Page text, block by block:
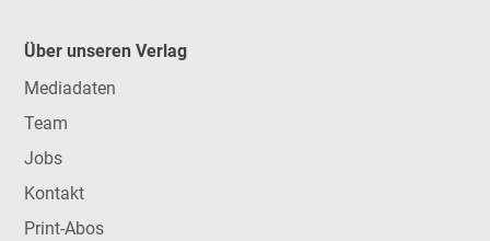
Über unseren Verlag
Mediadaten
Team
Jobs
Kontakt
Print-Abos